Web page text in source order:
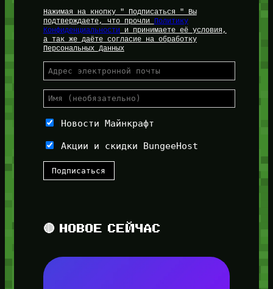
Нажимая на кнопку " Подписаться " Вы
подтверждаете, что прочли Политику
Конфиденциальностии принимаете её условия,
а так же даёте согласие на обработку
Персональных Данных
Новости Майнкрафт
Акции и скидки BungeeHost
🔴 НОВОЕ СЕЙЧАС